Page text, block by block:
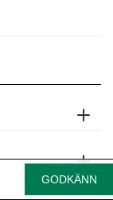
GODKÄNN